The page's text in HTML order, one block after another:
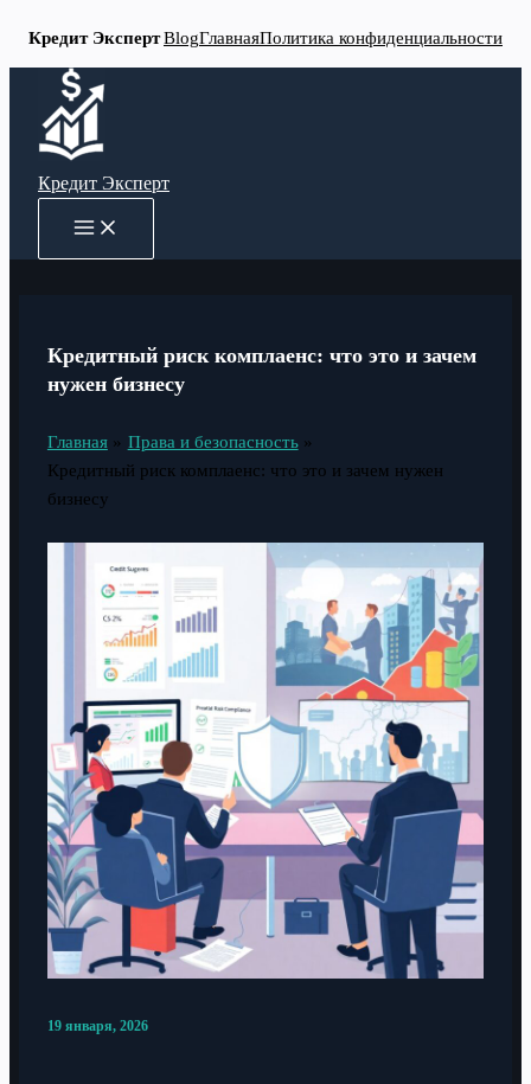
Кредит ЭкспертBlogГлавнаяПолитика конфиденциальности
Перейти
содержимому
Кредит Эксперт
MAIN
MENU
Кредитный риск комплаенс: что это и зачем
нужен бизнесу
Главная
Права и безопасность
Кредитный риск комплаенс: что это и зачем нужен
бизнесу
19 января, 2026